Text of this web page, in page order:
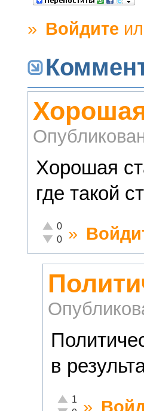
» Войдите
Хорошая
где такой
Отлично!
0
Неадекватно!
0 »
в
Отлично!
1 »